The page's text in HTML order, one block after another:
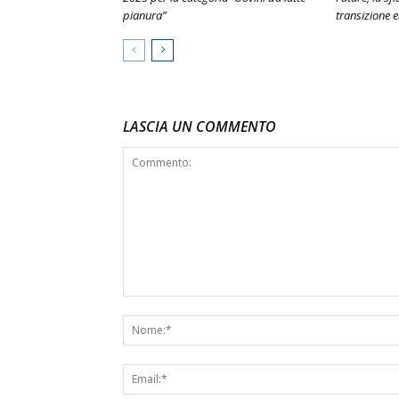
pianura”
transizione
LASCIA UN COMMENTO